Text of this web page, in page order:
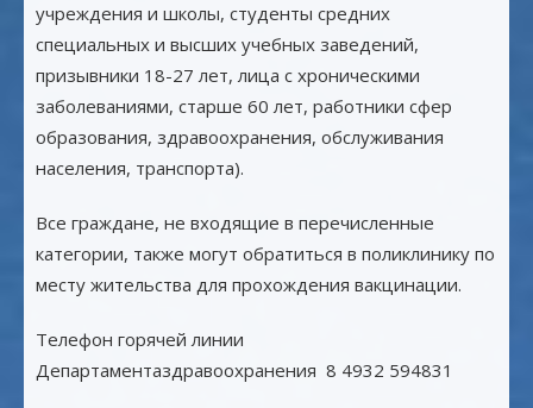
учреждения и школы, студенты средних
специальных и высших учебных заведений,
призывники 18-27 лет, лица с хроническими
заболеваниями, старше 60 лет, работники сфер
образования, здравоохранения, обслуживания
населения, транспорта).
Все граждане, не входящие в перечисленные
категории, также могут обратиться в поликлинику по
месту жительства для прохождения вакцинации.
Телефон горячей линии
Департаментаздравоохранения 8 4932 594831